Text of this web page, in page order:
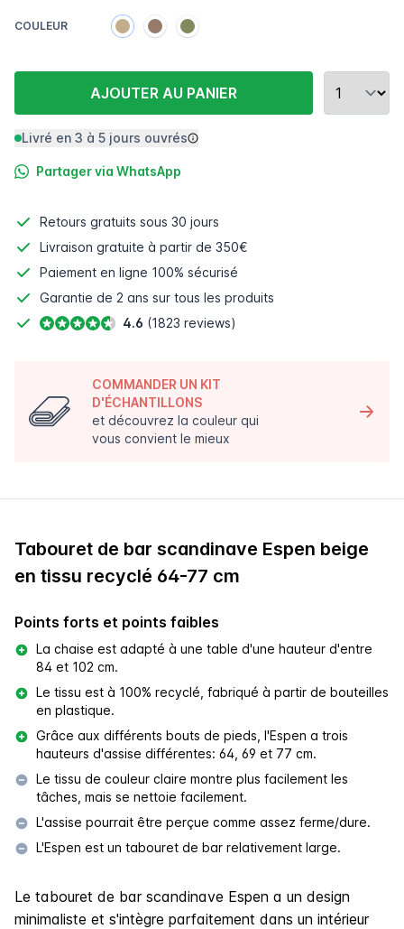
COULEUR
AJOUTER AU PANIER
Livré en 3 à 5 jours ouvrés
Partager via WhatsApp
Retours gratuits sous 30 jours
Livraison gratuite à partir de 350€
Paiement en ligne 100% sécurisé
Garantie de 2 ans sur tous les produits
4.6 (1823 reviews)
COMMANDER UN KIT
D'ÉCHANTILLONS
et découvrez la couleur qui
vous convient le mieux
Tabouret de bar scandinave Espen beige
en tissu recyclé 64-77 cm
Points forts et points faibles
La chaise est adapté à une table d'une hauteur d'entre
84 et 102 cm.
Le tissu est à 100% recyclé, fabriqué à partir de bouteilles
en plastique.
Grâce aux différents bouts de pieds, l'Espen a trois
hauteurs d'assise différentes: 64, 69 et 77 cm.
Le tissu de couleur claire montre plus facilement les
tâches, mais se nettoie facilement.
L'assise pourrait être perçue comme assez ferme/dure.
L'Espen est un tabouret de bar relativement large.
Le tabouret de bar scandinave Espen a un design
minimaliste et s'intègre parfaitement dans un intérieur